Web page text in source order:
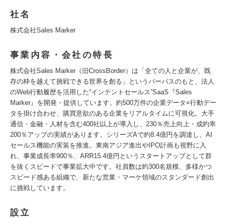
社名
株式会社Sales Marker
事業内容・会社の特長
株式会社Sales Marker（旧CrossBorder）は「全ての人と企業が、既
存の枠を越えて挑戦できる世界を創る」というパーパスのもと、法人
のWeb行動履歴を活用した“インテントセールス”SaaS『Sales
Marker』を開発・提供しています。約500万件の企業データ×行動デー
タを掛け合わせ、購買意欲のある企業をリアルタイムに可視化。大手
通信・金融・人材を含む400社以上が導入し、230％売上向上・成約率
200％アップの実績があります。シリーズAで約8.4億円を調達し、AI
セールス機能の実装を推進。東南アジア進出やIPO計画も視野に入
れ、事業成長率900％、ARR15.4億円というスタートアップとして群
を抜くスピードで事業拡大中です。社員数は約300名規模、多様かつ
スピード感ある組織で、新たな営業・マーケ領域のスタンダード創出
に挑戦しています。
設立